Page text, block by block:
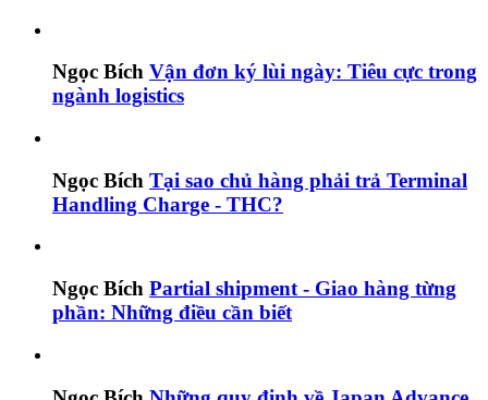
Ngọc Bích Vận đơn ký lùi ngày: Tiêu cực trong
ngành logistics
Ngọc Bích Tại sao chủ hàng phải trả Terminal
Handling Charge - THC?
Ngọc Bích Partial shipment - Giao hàng từng
phần: Những điều cần biết